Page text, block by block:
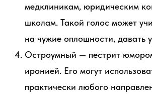
медклиникам, юридическим
школам. Такой голос может
на чужие оплошности, давать
Остроумный — пестрит
иронией. Его могут
практически любого